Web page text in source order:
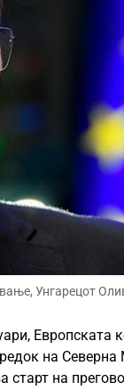
Унгарецот
Европската
на Северна
старт на